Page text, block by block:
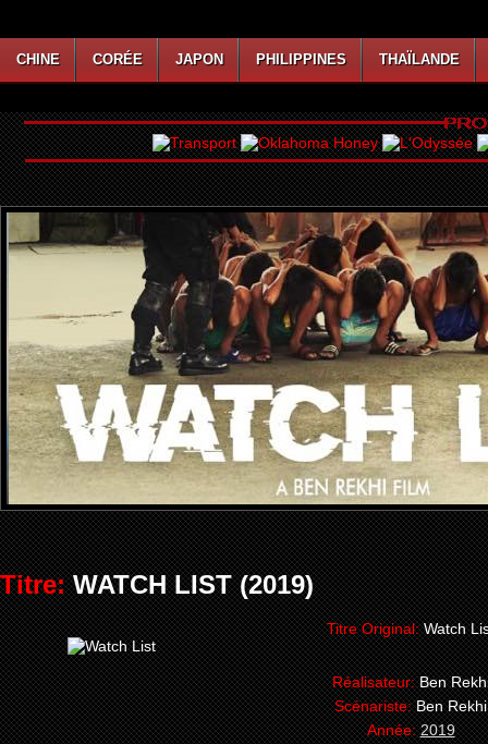
CHINE CORÉE JAPON PHILIPPINES THAÏLANDE
Titre:WATCH LIST (2019)
Titre Original:Watch
Réalisateur:Ben
Scénariste:Ben Rekhi
Année:2019